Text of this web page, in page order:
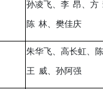
孙凌飞、李 昂、方
陈 林、樊佳庆
朱华飞、高长虹、陈
王 威、孙阿强